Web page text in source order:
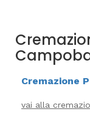
Cremazione
vai alla